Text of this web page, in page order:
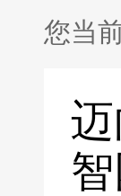
您当